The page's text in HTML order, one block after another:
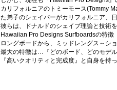
カリフォルニアのトミーモース(Tommy
た弟子のシェイパーがカリフォルニア、
彼らは、ドナルドのシェイプ理論と技術
Hawaiian Pro Designs Surfboardsの特徴
ロングボードから、ミッドレングス～シ
最大の特徴は…『どのボード、どのモデ
『高いクオリティと完成度』と自身を持